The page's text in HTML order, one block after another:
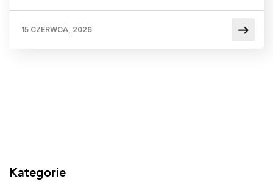
15 CZERWCA, 2026
Kategorie